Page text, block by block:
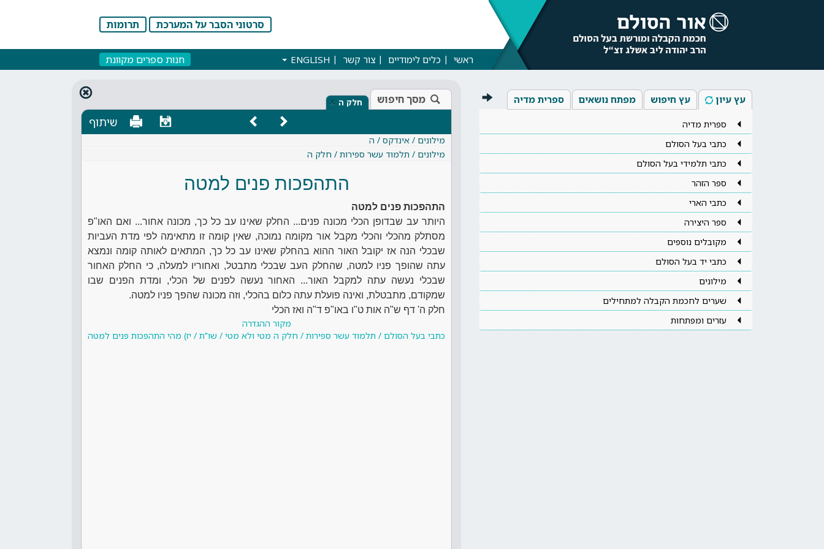
סרטוני הסבר על המערכת תרומות
ראשי כלים לימודיים צור קשר ENGLISH חנות ספרים מקוונת
עץ עיון עץ חיפוש מפתח נושאים ספרית מדיה
ספרית מדיה
כתבי בעל הסולם
כתבי תלמידי בעל הסולם
ספר הזהר
כתבי הארי
ספר היצירה
מקובלים נוספים
כתבי יד בעל הסולם
מילונים
שערים לחכמת הקבלה למתחילים
עזרים ומפתחות
מסך חיפוש חלק ה ×
שיתוף
מילונים / אינדקס / ה
מילונים / תלמוד עשר ספירות / חלק ה
התהפכות פנים למטה
התהפכות פנים למטה
היותר עב שבדופן הכלי מכונה פנים... החלק שאינו עב כל כך, מכונה אחור... ואם האו"פ
מסתלק מהכלי והכלי מקבל אור מקומה נמוכה, שאין קומה זו מתאימה לפי מדת העביות
שבכלי הנה אז יקובל האור ההוא בהחלק שאינו עב כל כך, המתאים לאותה קומה ונמצא
עתה שהופך פניו למטה, שהחלק העב שבכלי מתבטל, ואחוריו למעלה, כי החלק האחור
שבכלי נעשה עתה למקבל האור... האחור נעשה לפנים של הכלי, ומדת הפנים שבו
שמקודם, מתבטלת, ואינה פועלת עתה כלום בהכלי, וזה מכונה שהפך פניו למטה.
חלק ה' דף ש"ה אות ט"ו באו"פ ד"ה ואז הכלי
מקור ההגדרה
כתבי בעל הסולם / תלמוד עשר ספירות / חלק ה מטי ולא מטי / שו"ת / יז) מהי התהפכות פנים למטה